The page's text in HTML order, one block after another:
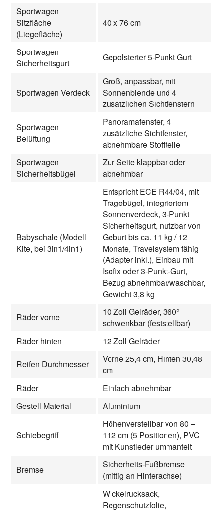
Sportwagen
Sitzfläche
(Liegefläche)
40 x 76 cm
Sportwagen
Sicherheitsgurt
Gepolsterter 5-Punkt Gurt
Sportwagen Verdeck
Groß, anpassbar, mit
Sonnenblende und 4
zusätzlichen Sichtfenstern
Sportwagen
Belüftung
Panoramafenster, 4
zusätzliche Sichtfenster,
abnehmbare Stoffteile
Sportwagen
Sicherheitsbügel
Zur Seite klappbar oder
abnehmbar
Babyschale (Modell
Kite, bei 3in1/4in1)
Entspricht ECE R44/04, mit
Tragebügel, integriertem
Sonnenverdeck, 3-Punkt
Sicherheitsgurt, nutzbar von
Geburt bis ca. 11 kg / 12
Monate, Travelsystem fähig
(Adapter inkl.), Einbau mit
Isofix oder 3-Punkt-Gurt,
Bezug abnehmbar/waschbar,
Gewicht 3,8 kg
Räder vorne
10 Zoll Gelräder, 360°
schwenkbar (feststellbar)
Räder hinten
12 Zoll Gelräder
Reifen Durchmesser
Vorne 25,4 cm, Hinten 30,48
cm
Räder
Einfach abnehmbar
Gestell Material
Aluminium
Schiebegriff
Höhenverstellbar von 80 –
112 cm (5 Positionen), PVC
mit Kunstleder ummantelt
Bremse
Sicherheits-Fußbremse
(mittig an Hinterachse)
Wickelrucksack,
Regenschutzfolie,